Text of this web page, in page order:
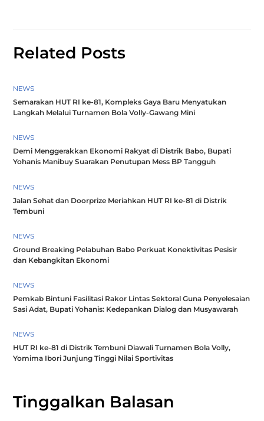
Related Posts
NEWS
Semarakan HUT RI ke-81, Kompleks Gaya Baru Menyatukan
Langkah Melalui Turnamen Bola Volly-Gawang Mini
NEWS
Demi Menggerakkan Ekonomi Rakyat di Distrik Babo, Bupati
Yohanis Manibuy Suarakan Penutupan Mess BP Tangguh
NEWS
Jalan Sehat dan Doorprize Meriahkan HUT RI ke-81 di Distrik
Tembuni
NEWS
Ground Breaking Pelabuhan Babo Perkuat Konektivitas Pesisir
dan Kebangkitan Ekonomi
NEWS
Pemkab Bintuni Fasilitasi Rakor Lintas Sektoral Guna Penyelesaian
Sasi Adat, Bupati Yohanis: Kedepankan Dialog dan Musyawarah
NEWS
HUT RI ke-81 di Distrik Tembuni Diawali Turnamen Bola Volly,
Yomima Ibori Junjung Tinggi Nilai Sportivitas
Tinggalkan Balasan